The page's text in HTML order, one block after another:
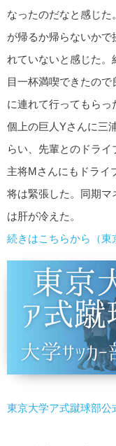
なったのだなと感じた
が帰るか帰らないか
れていないと感じた
目一杯満喫できたの
に連れて行ってもら
個上の巨人Yさんに三
らい、先輩とのドラ
主将Mさんにもドライ
将は緊張した。同期
は肝が冷えた。
続きはこちらから（東
東京大学ア式蹴球部公